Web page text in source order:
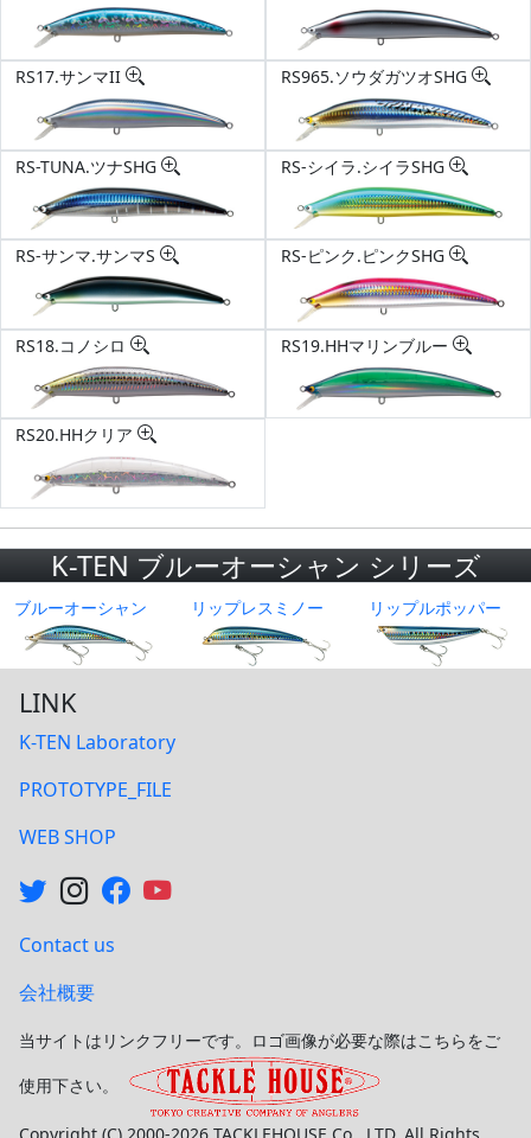
RS17.サンマII RS965.ソウダガツオSHG
RS-TUNA.ツナSHG RS-シイラ.シイラSHG
RS-サンマ.サンマS RS-ピンク.ピンクSHG
RS18.コノシロ RS19.HHマリンブルー
RS20.HHクリア
K-TEN ブルーオーシャン シリーズ
ブルーオーシャン リップレスミノー リップルポッパー
LINK
K-TEN Laboratory
PROTOTYPE_FILE
WEB SHOP
Contact us
会社概要
当サイトはリンクフリーです。ロゴ画像が必要な際はこちらをご
使用下さい。
Copyright (C) 2000-2026 TACKLEHOUSE Co., LTD. All Rights